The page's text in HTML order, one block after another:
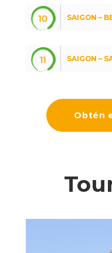
SAIGON –
SAIGON –
Obtén